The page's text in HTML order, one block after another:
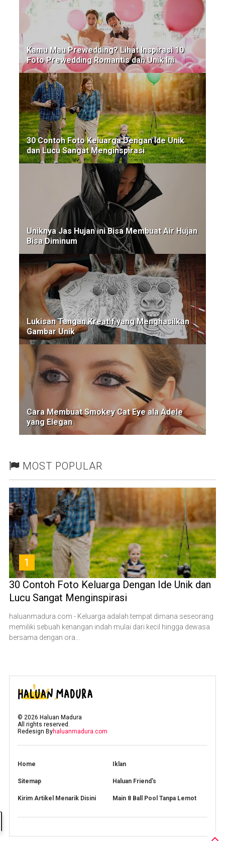
Kamu Mau Prewedding? Lihat Inspirasi 10
Foto Prewedding Romantis dan Unik Ini
30 Contoh Foto Keluarga Dengan Ide Unik
dan Lucu Sangat Menginspirasi
Uniknya Jas Hujan ini Bisa Membuat Air Hujan
Bisa Diminum
Lukisan Tangan Kreatif yang Menghasilkan
Gambar Unik
Cara Membuat Smokey Cat Eye ala Adele
yang Elegan
MOST POPULAR
1
30 Contoh Foto Keluarga Dengan Ide Unik dan
Lucu Sangat Menginspirasi
haluanmadura.com - Keluarga adalah tempat dimana seseorang
memiliki sebuah kenangan indah mulai dari kecil hingga dewasa
bersama dengan ora...
©2026 Haluan Madura
All rights reserved.
Redesign Byhaluanmadura.com
Home Iklan
Sitemap Haluan Friend's
Kirim Artikel Menarik Disini Main 8 Ball Pool Tanpa Lemot